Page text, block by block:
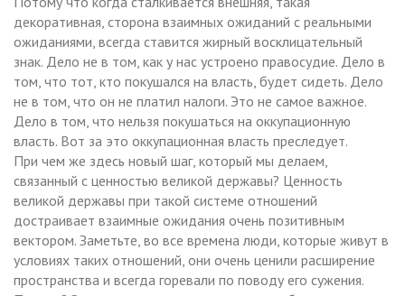
декоративная, сторона взаимных ожиданий с реальными
ожиданиями, всегда ставится жирный восклицательный
знак. Дело не в том, как у нас устроено правосудие. Дело в
том, что тот, кто покушался на власть, будет сидеть. Дело
не в том, что он не платил налоги. Это не самое важное.
Дело в том, что нельзя покушаться на оккупационную
власть. Вот за это оккупационная власть преследует.
При чем же здесь новый шаг, который мы делаем,
связанный с ценностью великой державы? Ценность
великой державы при такой системе отношений
достраивает взаимные ожидания очень позитивным
вектором. Заметьте, во все времена люди, которые живут в
условиях таких отношений, они очень ценили расширение
пространства и всегда горевали по поводу его сужения.